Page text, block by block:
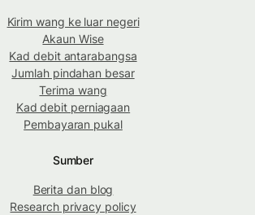
Kirim wang ke luar negeri
Akaun Wise
Kad debit antarabangsa
Jumlah pindahan besar
Terima wang
Kad debit perniagaan
Pembayaran pukal
Sumber
Berita dan blog
Research privacy policy